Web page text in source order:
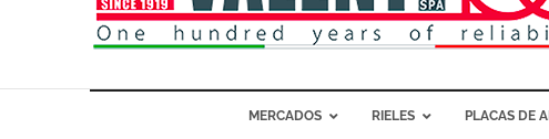
MERCADOS RIELES PLACAS DE